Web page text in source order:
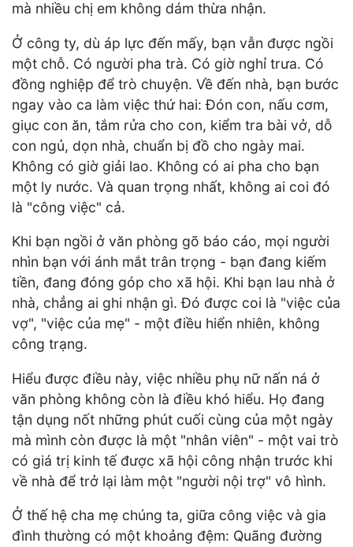
mà nhiều chị em không dám thừa nhận.
Ở công ty, dù áp lực đến mấy, bạn vẫn được ngồi
một chỗ. Có người pha trà. Có giờ nghỉ trưa. Có
đồng nghiệp để trò chuyện. Về đến nhà, bạn bước
ngay vào ca làm việc thứ hai: Đón con, nấu cơm,
giục con ăn, tắm rửa cho con, kiểm tra bài vở, dỗ
con ngủ, dọn nhà, chuẩn bị đồ cho ngày mai.
Không có giờ giải lao. Không có ai pha cho bạn
một ly nước. Và quan trọng nhất, không ai coi đó
là "công việc" cả.
Khi bạn ngồi ở văn phòng gõ báo cáo, mọi người
nhìn bạn với ánh mắt trân trọng - bạn đang kiếm
tiền, đang đóng góp cho xã hội. Khi bạn lau nhà ở
nhà, chẳng ai ghi nhận gì. Đó được coi là "việc của
vợ", "việc của mẹ" - một điều hiển nhiên, không
công trạng.
Hiểu được điều này, việc nhiều phụ nữ nấn ná ở
văn phòng không còn là điều khó hiểu. Họ đang
tận dụng nốt những phút cuối cùng của một ngày
mà mình còn được là một "nhân viên" - một vai trò
có giá trị kinh tế được xã hội công nhận trước khi
về nhà để trở lại làm một "người nội trợ" vô hình.
Ở thế hệ cha mẹ chúng ta, giữa công việc và gia
đình thường có một khoảng đệm: Quãng đường